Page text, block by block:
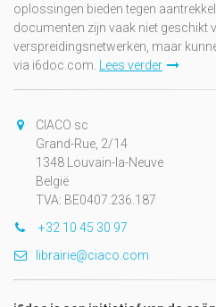
oplossingen bieden tegen
documenten zijn vaak niet geschikt
verspreidingsnetwerken, maar
via i6doc.com.
Lees verder
CIACO sc
Grand-Rue, 2/14
1348 Louvain-la-Neuve
België
TVA: BE0407.236.187
+32 10 45 30 97
librairie@ciaco.com